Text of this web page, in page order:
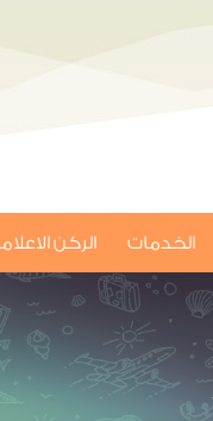
الخدمات الركن